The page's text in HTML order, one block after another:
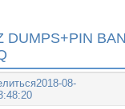
DUMPS+PIN
2018-08-